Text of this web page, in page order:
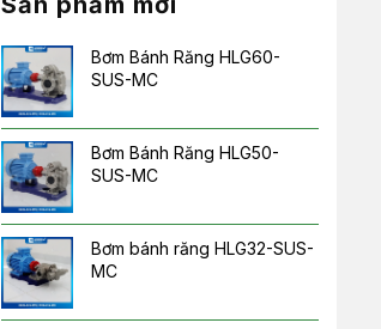
Bơm Bánh Răng HLG60-
SUS-MC
Bơm Bánh Răng HLG50-
SUS-MC
Bơm bánh răng HLG32-SUS-
MC